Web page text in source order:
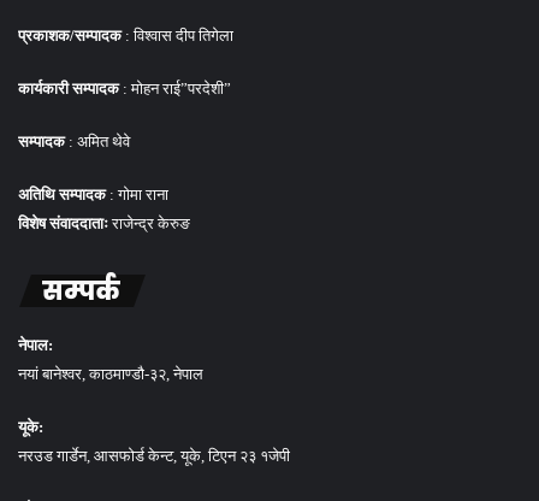
प्रकाशक/सम्पादक : विश्वास दीप तिगेला
कार्यकारी सम्पादक: मोहन राई”परदेशी”
सम्पादक: अमित थेवे
अतिथि सम्पादक: गोमा राना
विशेष संवाददाताःराजेन्द्र केरुङ
सम्पर्क
नेपाल:
नयां बानेश्वर, काठमाण्डौ-३२, नेपाल
यूके:
नरउड गार्डेन, आसफोर्ड केन्ट, यूके, टिएन २३ १जेपी